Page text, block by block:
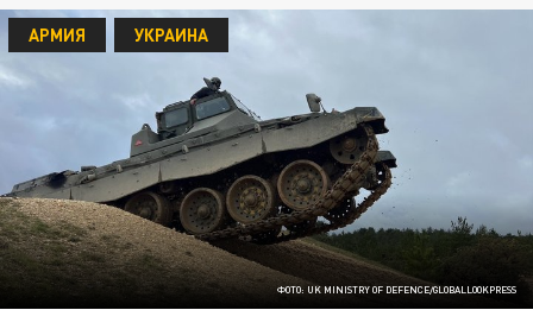
ФОТО: UK MINISTRY OF DEFENCE/GLOBALLOOKPRESS
АРМИЯ УКРАИНА